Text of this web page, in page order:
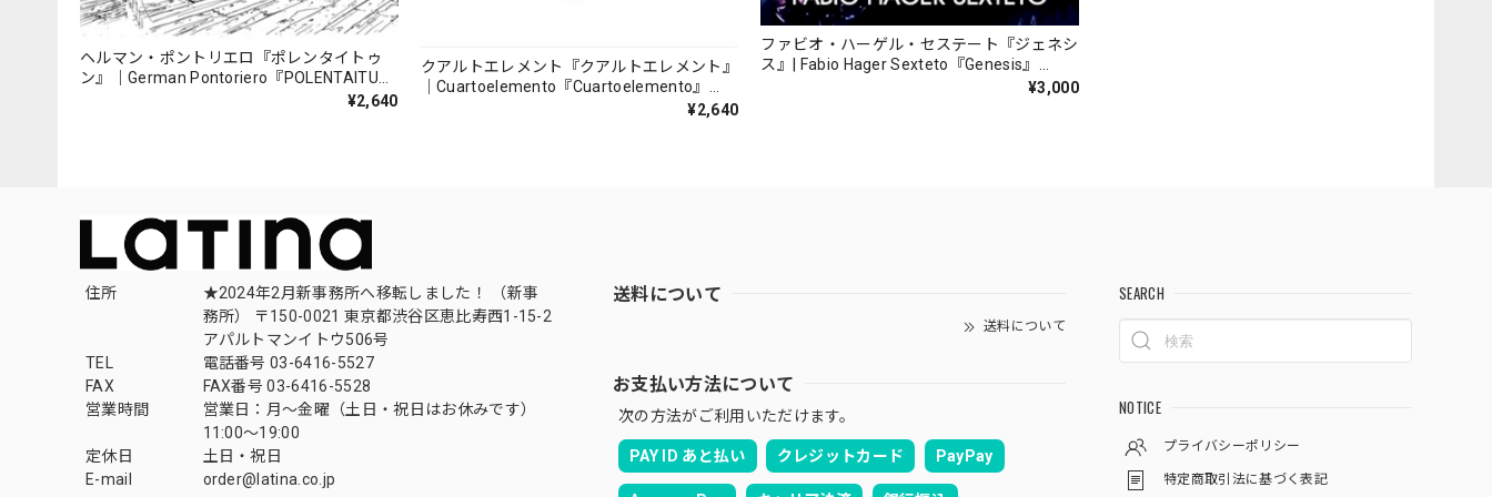
ヘルマン・ポントリエロ『ポレンタイトゥ
ン』｜German Pontoriero『POLENTAITUM
¥2,640
クアルトエレメント『クアルトエレメント』
｜Cuartoelemento『Cuartoelemento』
¥2,640
ファビオ・ハーゲル・セステート『ジェネシ
ス』| Fabio Hager Sexteto『Genesis』
¥3,000
住所
★2024年2月新事務所へ移転しました！ （新事
務所） 〒150-0021 東京都渋谷区恵比寿西1-15-2
アパルトマンイトウ506号
TEL
電話番号 03-6416-5527
FAX
FAX番号 03-6416-5528
営業時間
営業日：月〜金曜（土日・祝日はお休みです）
11:00〜19:00
定休日
土日・祝日
E-mail
order@latina.co.jp
送料について
送料について
お支払い方法について
次の方法がご利用いただけます。
PAY ID あと払い クレジットカード PayPay
SEARCH
NOTICE
プライバシーポリシー
特定商取引法に基づく表記